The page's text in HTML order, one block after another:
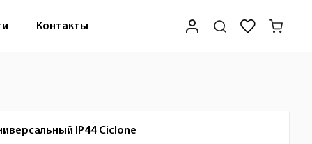
Контакты
IP44 Ciclone